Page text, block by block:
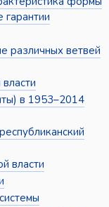
гарантии
различных ветвей
в 1953–2014
власти